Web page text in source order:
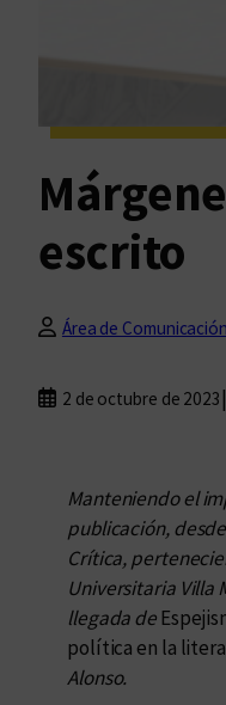
escrito
Área de
2 de octubre de 2023 |
Manteniendo el
publicación,
Crítica,
Universitaria Villa
llegada de
política en la
Alonso.